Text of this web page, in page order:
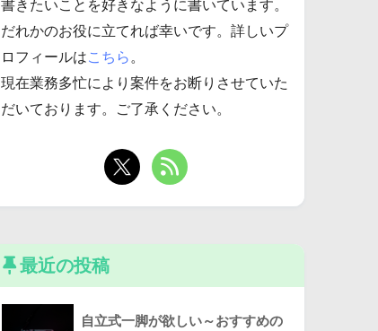
書きたいことを好きなように書いています。
だれかのお役に立てれば幸いです。詳しいプ
ロフィールはこちら 。
現在業務多忙により案件をお断りさせていた
だいております。ご了承ください。
最近の投稿
自立式一脚が欲しい～おすすめの